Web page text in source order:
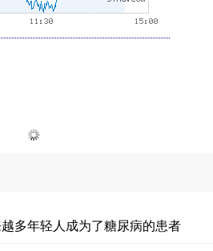
多年轻人成为了糖尿病的患者